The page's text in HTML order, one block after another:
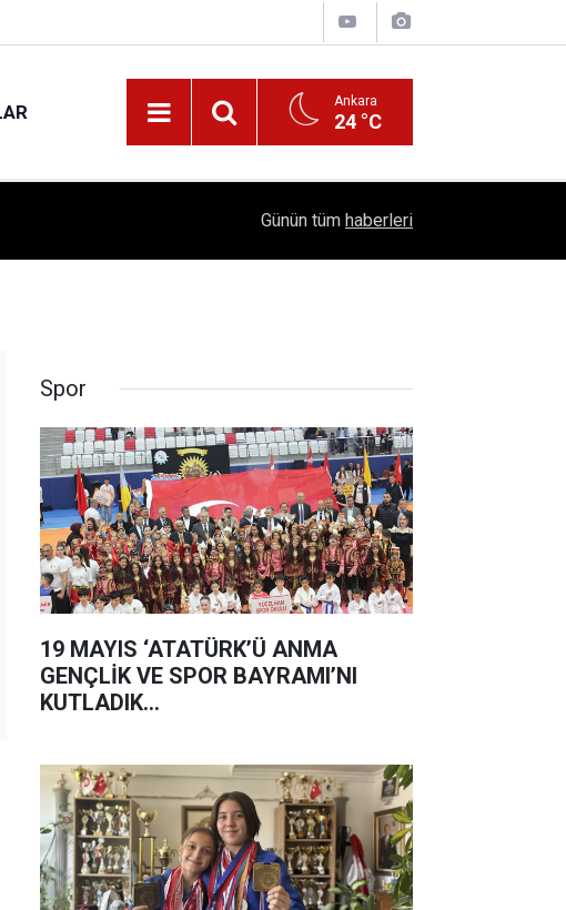
Ankara
24 °C
Eğlendi! 1504 Kep, Tek Bir Hedef: Bilim Kenti Çubuk
Günün tüm haberleri
Spor
19 MAYIS ‘ATATÜRK’Ü ANMA
GENÇLİK VE SPOR BAYRAMI’NI
KUTLADIK...